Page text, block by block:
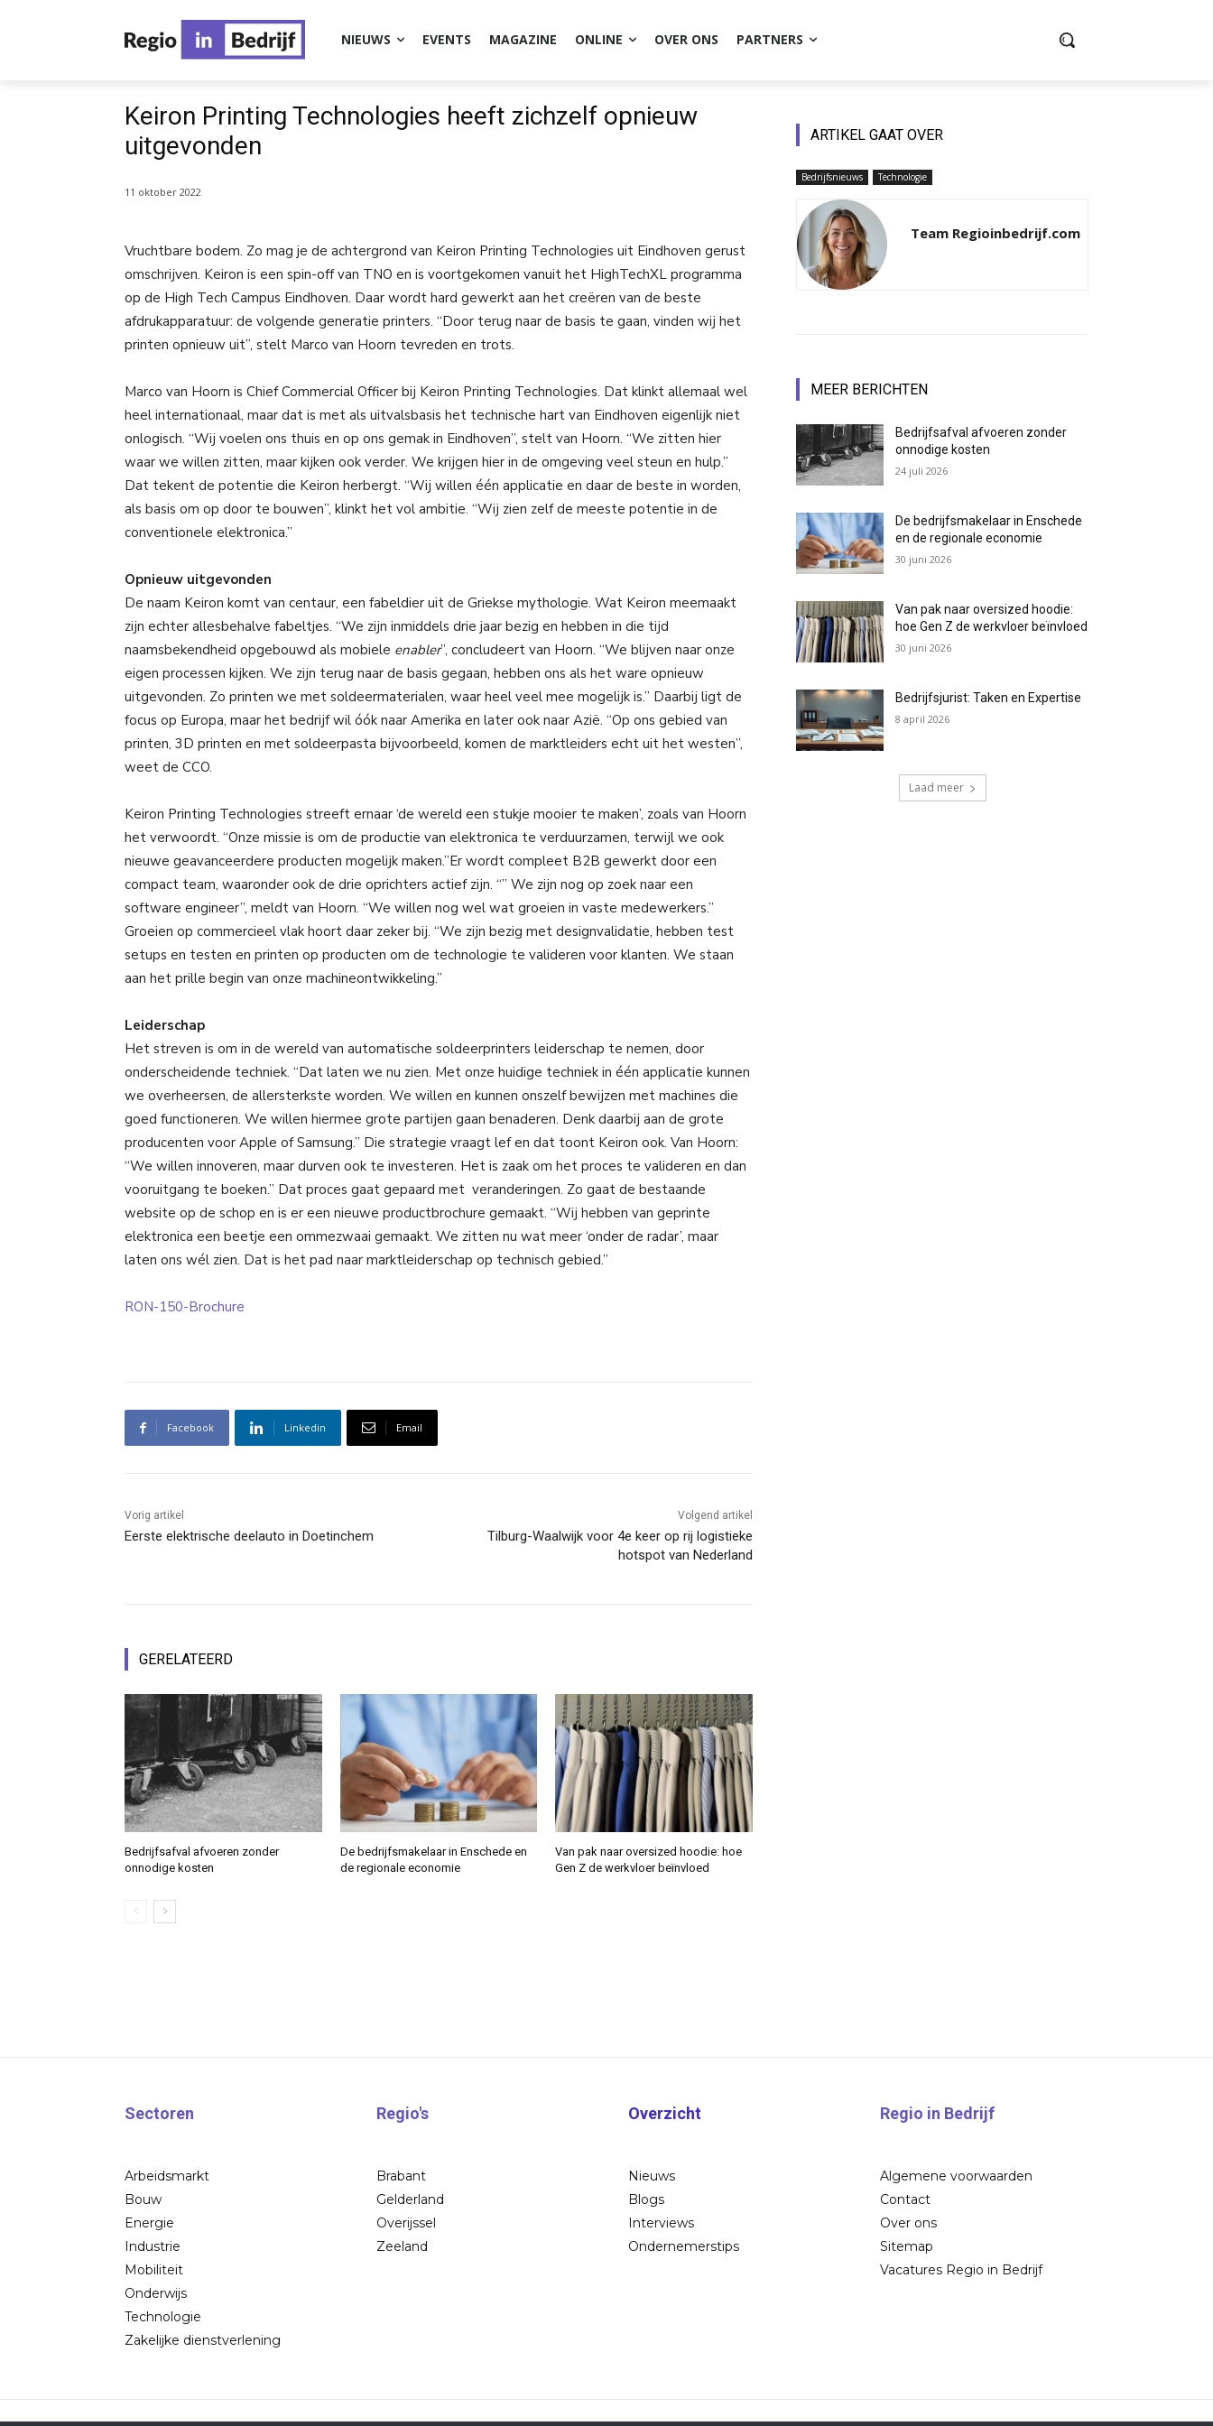
NIEUWS EVENTS MAGAZINE ONLINE OVER ONS PARTNERS
Keiron Printing Technologies heeft zichzelf opnieuw
uitgevonden
11 oktober 2022
Vruchtbare bodem. Zo mag je de achtergrond van Keiron Printing Technologies uit Eindhoven gerust
omschrijven. Keiron is een spin-off van TNO en is voortgekomen vanuit het HighTechXL programma
op de High Tech Campus Eindhoven. Daar wordt hard gewerkt aan het creëren van de beste
afdrukapparatuur: de volgende generatie printers. “Door terug naar de basis te gaan, vinden wij het
printen opnieuw uit”, stelt Marco van Hoorn tevreden en trots.
Marco van Hoorn is Chief Commercial Officer bij Keiron Printing Technologies. Dat klinkt allemaal wel
heel internationaal, maar dat is met als uitvalsbasis het technische hart van Eindhoven eigenlijk niet
onlogisch. “Wij voelen ons thuis en op ons gemak in Eindhoven”, stelt van Hoorn. “We zitten hier
waar we willen zitten, maar kijken ook verder. We krijgen hier in de omgeving veel steun en hulp.”
Dat tekent de potentie die Keiron herbergt. “Wij willen één applicatie en daar de beste in worden,
als basis om op door te bouwen”, klinkt het vol ambitie. “Wij zien zelf de meeste potentie in de
conventionele elektronica.”
Opnieuw uitgevonden
De naam Keiron komt van centaur, een fabeldier uit de Griekse mythologie. Wat Keiron meemaakt
zijn echter allesbehalve fabeltjes. “We zijn inmiddels drie jaar bezig en hebben in die tijd
naamsbekendheid opgebouwd als mobiele enabler”, concludeert van Hoorn. “We blijven naar onze
eigen processen kijken. We zijn terug naar de basis gegaan, hebben ons als het ware opnieuw
uitgevonden. Zo printen we met soldeermaterialen, waar heel veel mee mogelijk is.” Daarbij ligt de
focus op Europa, maar het bedrijf wil óók naar Amerika en later ook naar Azië. “Op ons gebied van
printen, 3D printen en met soldeerpasta bijvoorbeeld, komen de marktleiders echt uit het westen”,
weet de CCO.
Keiron Printing Technologies streeft ernaar ‘de wereld een stukje mooier te maken’, zoals van Hoorn
het verwoordt. “Onze missie is om de productie van elektronica te verduurzamen, terwijl we ook
nieuwe geavanceerdere producten mogelijk maken.”Er wordt compleet B2B gewerkt door een
compact team, waaronder ook de drie oprichters actief zijn. “” We zijn nog op zoek naar een
software engineer”, meldt van Hoorn. “We willen nog wel wat groeien in vaste medewerkers.”
Groeien op commercieel vlak hoort daar zeker bij. “We zijn bezig met designvalidatie, hebben test
setups en testen en printen op producten om de technologie te valideren voor klanten. We staan
aan het prille begin van onze machineontwikkeling.”
Leiderschap
Het streven is om in de wereld van automatische soldeerprinters leiderschap te nemen, door
onderscheidende techniek. “Dat laten we nu zien. Met onze huidige techniek in één applicatie kunnen
we overheersen, de allersterkste worden. We willen en kunnen onszelf bewijzen met machines die
goed functioneren. We willen hiermee grote partijen gaan benaderen. Denk daarbij aan de grote
producenten voor Apple of Samsung.” Die strategie vraagt lef en dat toont Keiron ook. Van Hoorn:
“We willen innoveren, maar durven ook te investeren. Het is zaak om het proces te valideren en dan
vooruitgang te boeken.” Dat proces gaat gepaard met veranderingen. Zo gaat de bestaande
website op de schop en is er een nieuwe productbrochure gemaakt. “Wij hebben van geprinte
elektronica een beetje een ommezwaai gemaakt. We zitten nu wat meer ‘onder de radar’, maar
laten ons wél zien. Dat is het pad naar marktleiderschap op technisch gebied.”
RON-150-Brochure
Facebook Linkedin Email
Vorig artikel
Eerste elektrische deelauto in Doetinchem
Volgend artikel
Tilburg-Waalwijk voor 4e keer op rij logistieke
hotspot van Nederland
GERELATEERD
Bedrijfsafval afvoeren zonder
onnodige kosten
De bedrijfsmakelaar in Enschede en
de regionale economie
Van pak naar oversized hoodie: hoe
Gen Z de werkvloer beïnvloed
ARTIKEL GAAT OVER
Bedrijfsnieuws Technologie
Team Regioinbedrijf.com
MEER BERICHTEN
Bedrijfsafval afvoeren zonder
onnodige kosten
24 juli 2026
De bedrijfsmakelaar in Enschede
en de regionale economie
30 juni 2026
Van pak naar oversized hoodie:
hoe Gen Z de werkvloer beïnvloed
30 juni 2026
Bedrijfsjurist: Taken en Expertise
8 april 2026
Laad meer
Sectoren
Arbeidsmarkt
Bouw
Energie
Industrie
Mobiliteit
Onderwijs
Technologie
Zakelijke dienstverlening
Regio's
Brabant
Gelderland
Overijssel
Zeeland
Overzicht
Nieuws
Blogs
Interviews
Ondernemerstips
Regio in Bedrijf
Algemene voorwaarden
Contact
Over ons
Sitemap
Vacatures Regio in Bedrijf